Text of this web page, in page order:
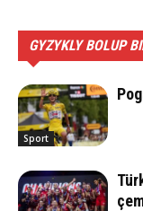
GYZYKLY BOLUP
Sport